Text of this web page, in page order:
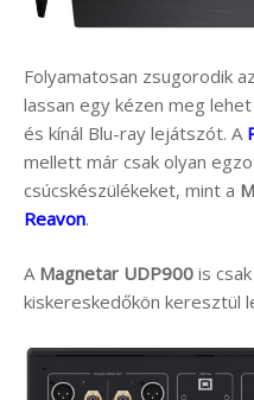
Folyamatosan zsugorodik
lassan egy kézen meg
és kínál Blu-ray lejátszót. A
mellett már csak olyan
csúcskészülékeket, mint a
Reavon.
A Magnetar UDP900 is
kiskereskedőkön keresztül